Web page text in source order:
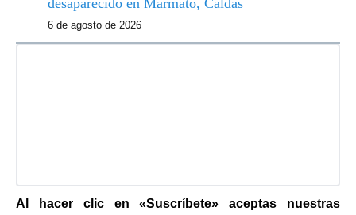
desaparecido en Marmato, Caldas
6 de agosto de 2026
Al hacer clic en «Suscríbete» aceptas nuestras